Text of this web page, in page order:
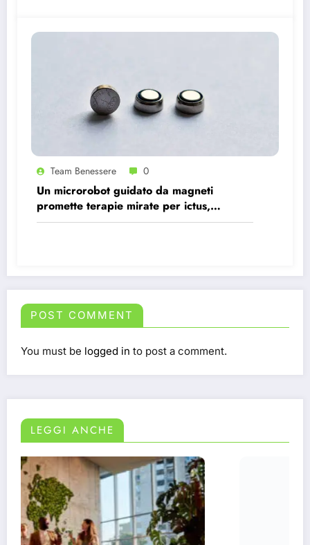
Team Benessere 0
Un microrobot guidato da magneti
promette terapie mirate per ictus,
infezioni e tumori.
POST COMMENT
You must be logged in to post a comment.
LEGGI ANCHE